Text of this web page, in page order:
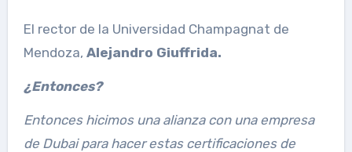
El rector de la Universidad Champagnat de
Mendoza, Alejandro Giuffrida.
¿Entonces?
Entonces hicimos una alianza con una empresa
de Dubai para hacer estas certificaciones de